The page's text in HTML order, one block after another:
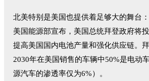
北美特别是美国也提供着足够大的舞台
美国能源部宣布，美国总统拜登政府将
提高美国国内电池产量和强化供应链。
2030年在美国销售的车辆中50%是电动
源汽车的渗透率仅为6%）。